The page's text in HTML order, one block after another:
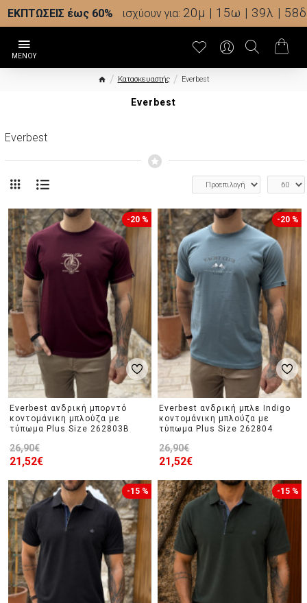
ΕΚΠΤΩΣΕΙΣ έως 60% ισχύουν για: 20μ | 15ω | 39λ | 55δ
Κατασκευαστής Everbest
Everbest
Everbest
-20 %
Everbest ανδρική μπορντό
κοντομάνικη μπλούζα με
τύπωμα Plus Size 262803B
21,52€
26,90€
-20 %
Everbest ανδρική μπλε Indigo
κοντομάνικη μπλούζα με
τύπωμα Plus Size 262804
21,52€
26,90€
-15 % -15 %